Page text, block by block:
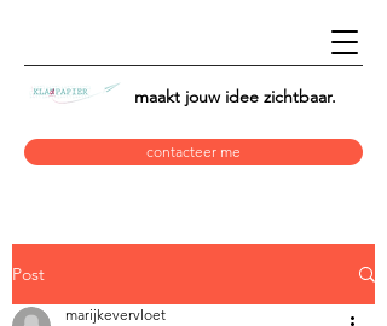
maakt jouw idee zichtbaar.
contacteer me
Post
marijkevervloet